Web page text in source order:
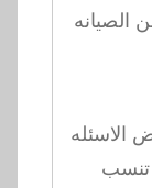
الصيانه
الاسئله
تنسب